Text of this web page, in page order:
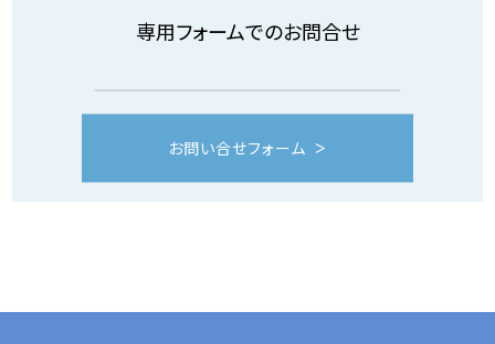
専用フォームでのお問合せ
お問い合せフォーム